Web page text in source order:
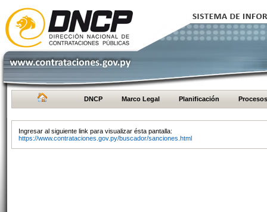
DNCP Marco Legal Planificación Procesos
Ingresar al siguiente link para visualizar ésta pantalla:
https://www.contrataciones.gov.py/buscador/sanciones.html